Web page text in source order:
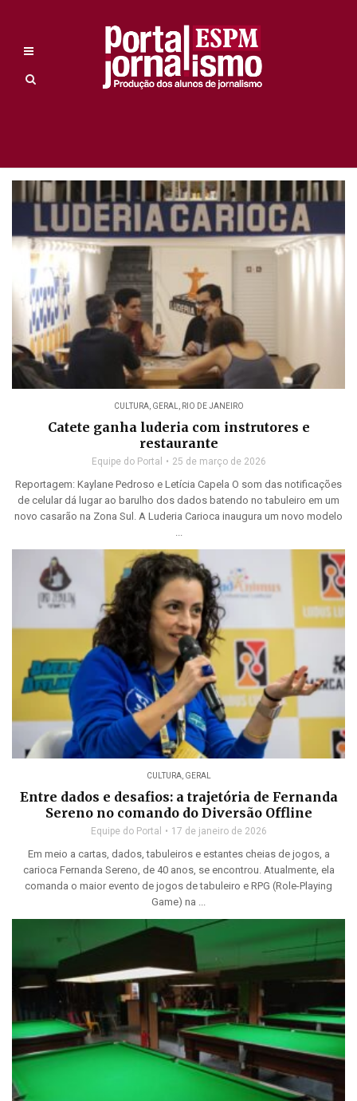
CULTURA, GERAL, RIO DE JANEIRO
Catete ganha luderia com instrutores e
restaurante
Equipe do Portal 25 de março de 2026
Reportagem: Kaylane Pedroso e Letícia Capela O som das notificações
de celular dá lugar ao barulho dos dados batendo no tabuleiro em um
novo casarão na Zona Sul. A Luderia Carioca inaugura um novo modelo
...
CULTURA, GERAL
Entre dados e desafios: a trajetória de Fernanda
Sereno no comando do Diversão Offline
Equipe do Portal 17 de janeiro de 2026
Em meio a cartas, dados, tabuleiros e estantes cheias de jogos, a
carioca Fernanda Sereno, de 40 anos, se encontrou. Atualmente, ela
comanda o maior evento de jogos de tabuleiro e RPG (Role-Playing
Game) na ...